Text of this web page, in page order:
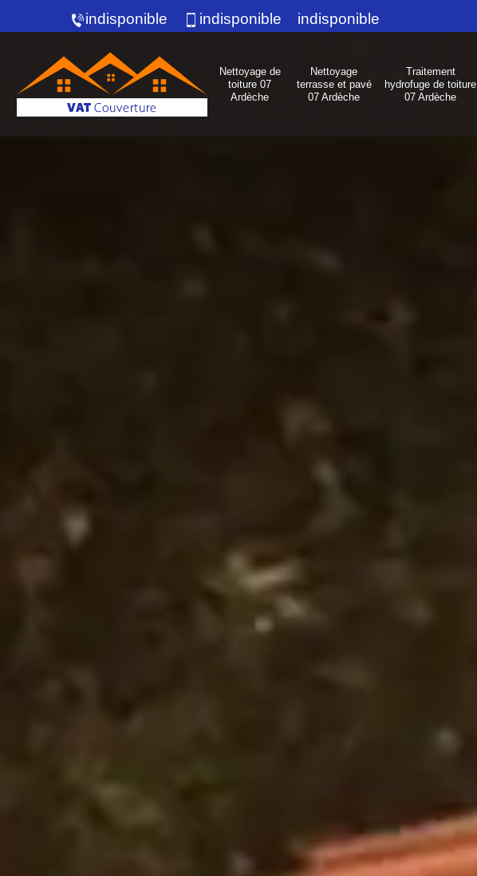
indisponible indisponible indisponible
Nettoyage de
toiture 07
Ardèche
Nettoyage
terrasse et pavé
07 Ardèche
Traitement
hydrofuge de toiture
07 Ardèche